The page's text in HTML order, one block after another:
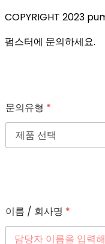
COPYRIGHT 2023
펌스터에 문의하세요.
문의유형 *
이름 / 회사명 *